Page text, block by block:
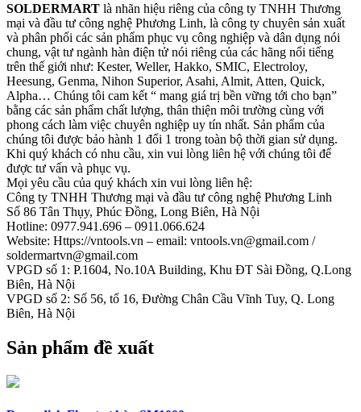
SOLDERMART là nhãn hiệu riêng của công ty TNHH Thương
mại và đầu tư công nghệ Phương Linh, là công ty chuyên sản xuất
và phân phối các sản phẩm phục vụ công nghiệp và dân dụng nói
chung, vật tư ngành hàn điện tử nói riêng của các hãng nổi tiếng
trên thế giới như: Kester, Weller, Hakko, SMIC, Electroloy,
Heesung, Genma, Nihon Superior, Asahi, Almit, Atten, Quick,
Alpha… Chúng tôi cam kết “ mang giá trị bền vững tới cho bạn”
bằng các sản phẩm chất lượng, thân thiện môi trường cùng với
phong cách làm việc chuyên nghiệp uy tín nhất. Sản phẩm của
chúng tôi được bảo hành 1 đổi 1 trong toàn bộ thời gian sử dụng.
Khi quý khách có nhu cầu, xin vui lòng liên hệ với chúng tôi để
được tư vấn và phục vụ.
Mọi yêu cầu của quý khách xin vui lòng liên hệ:
Công ty TNHH Thương mại và đầu tư công nghệ Phương Linh
Số 86 Tân Thụy, Phúc Đồng, Long Biên, Hà Nội
Hotline: 0977.941.696 – 0911.066.624
Website: Https://vntools.vn – email: vntools.vn@gmail.com /
soldermartvn@gmail.com
VPGD số 1: P.1604, No.10A Building, Khu ĐT Sài Đồng, Q.Long
Biên, Hà Nội
VPGD số 2: Số 56, tổ 16, Đường Chân Cầu Vĩnh Tuy, Q. Long
Biên, Hà Nội
Sản phẩm đề xuất